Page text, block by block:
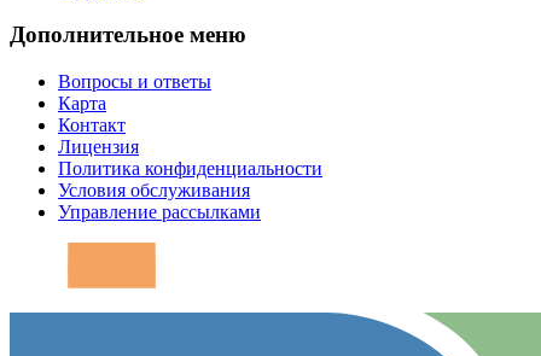
Дополнительное меню
Вопросы и ответы
Карта
Контакт
Лицензия
Политика конфиденциальности
Условия обслуживания
Управление рассылками